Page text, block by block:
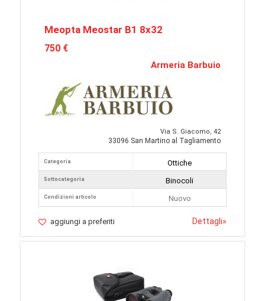
Meopta Meostar B1 8x32
750 €
Armeria Barbuio
Via S. Giacomo, 42
33096 San Martino al Tagliamento
Categoria
Sottocategoria
Condizioni articolo
Ottiche
Binocoli
Nuovo
aggiungi a preferiti Dettagli»